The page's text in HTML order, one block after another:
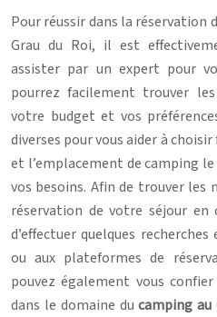
Pour réussir dans la réservation
Grau du Roi, il est
assister par un expert pour
pourrez facilement trouver
votre budget et vos
diverses pour vous aider à
et l’emplacement de camping
vos besoins. Afin de trouver les
réservation de votre séjour
d’effectuer quelques
ou aux plateformes de
pouvez également vous
dans le domaine ducamping au